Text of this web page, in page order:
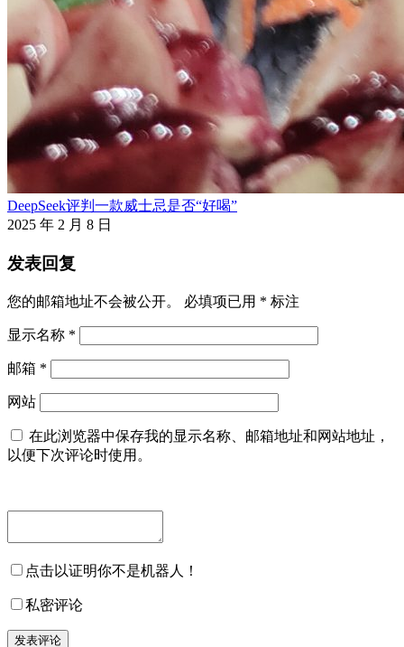
DeepSeek评判一款威士忌是否“好喝”
2025 年 2 月 8 日
发表回复
您的邮箱地址不会被公开。 必填项已用 * 标注
显示名称 *
邮箱 *
网站
在此浏览器中保存我的显示名称、邮箱地址和网站地址，
以便下次评论时使用。
点击以证明你不是机器人！
私密评论